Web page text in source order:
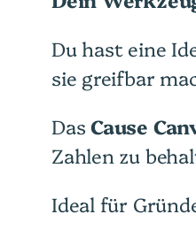
Du hast eine
sie greifbar
DasCause
Zahlen zu
Ideal für